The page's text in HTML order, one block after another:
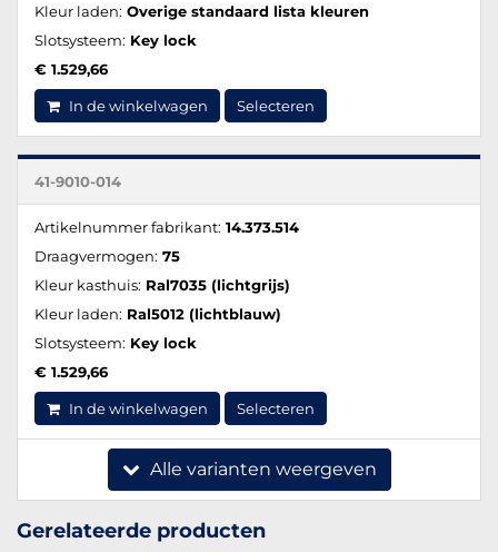
Kleur laden: Overige standaard lista kleuren
Slotsysteem: Key lock
€ 1.529,66
In de winkelwagen Selecteren
41-9010-014
Artikelnummer fabrikant: 14.373.514
Draagvermogen: 75
Kleur kasthuis: Ral7035 (lichtgrijs)
Kleur laden: Ral5012 (lichtblauw)
Slotsysteem: Key lock
€ 1.529,66
In de winkelwagen Selecteren
Alle varianten weergeven
Gerelateerde producten